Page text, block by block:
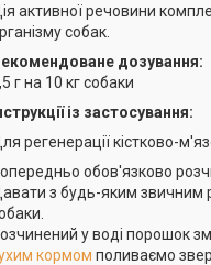
активної речовини
собак.
дозування:
г на 10 кг собаки
із застосування:
регенерації кістково-
обов'язково
з будь-яким звичним
у воді порошок
кормом поливаємо